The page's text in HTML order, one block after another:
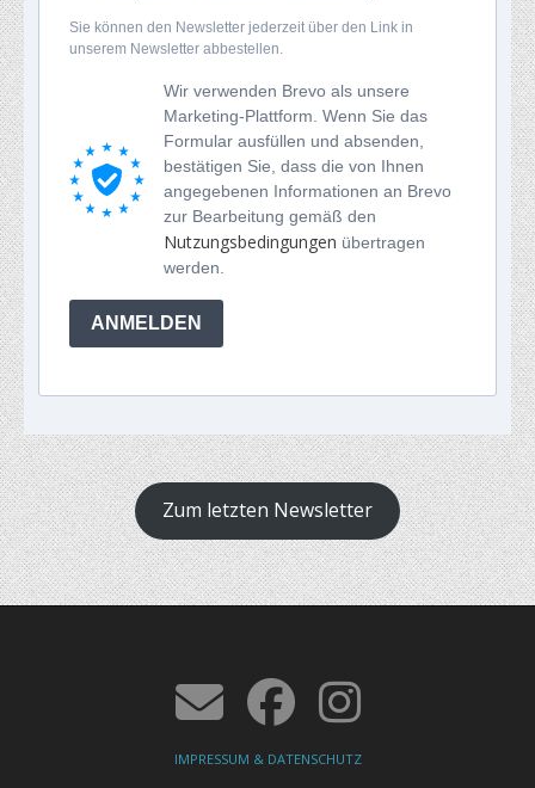
Sie können den Newsletter jederzeit über den Link in
unserem Newsletter abbestellen.
Wir verwenden Brevo als unsere
Marketing-Plattform. Wenn Sie das
Formular ausfüllen und absenden,
bestätigen Sie, dass die von Ihnen
angegebenen Informationen an Brevo
zur Bearbeitung gemäß den
Nutzungsbedingungen übertragen
werden.
ANMELDEN
Zum letzten Newsletter
IMPRESSUM & DATENSCHUTZ